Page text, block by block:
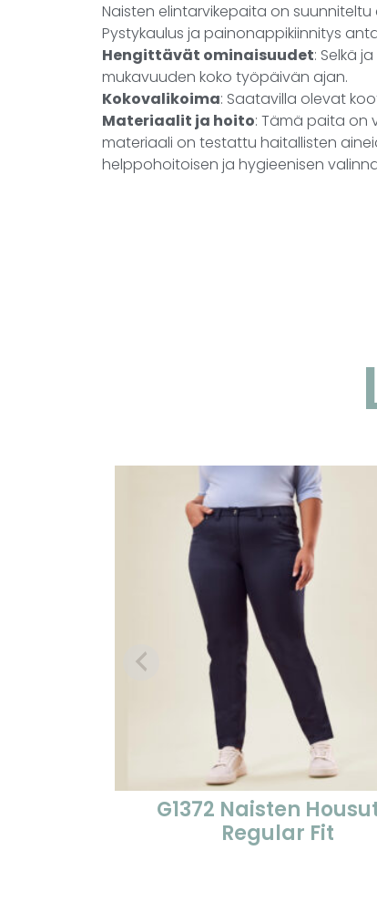
Naisten elintarvikepaita on
Pystykaulus ja painonappikiinnitys
Hengittävät ominaisuudet: Selkä
mukavuuden koko työpäivän ajan.
Kokovalikoima: Saatavilla olevat
Materiaalit ja hoito: Tämä paita on
materiaali on testattu haitallisten
helppohoitoisen ja hygieenisen
G1372 Naisten
Regular Fit